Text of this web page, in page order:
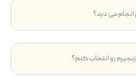
می دید؟
زنجیرم رو انتخاب کنم؟